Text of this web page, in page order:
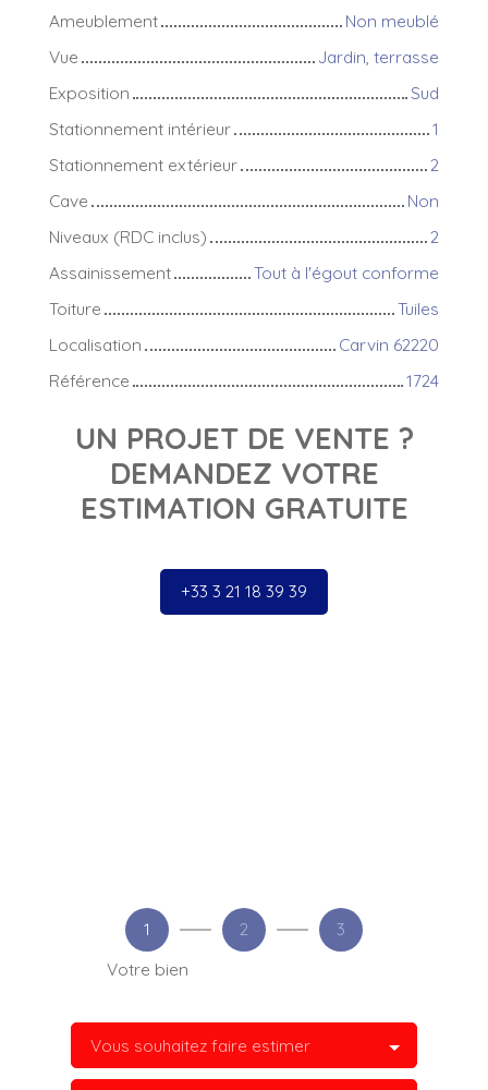
Ameublement
Non meublé
Vue
Jardin, terrasse
Exposition
Sud
Stationnement intérieur
1
Stationnement extérieur
2
Cave
Non
Niveaux (RDC inclus)
2
Assainissement
Tout à l'égout conforme
Toiture
Tuiles
Localisation
Carvin 62220
Référence
1724
UN PROJET DE VENTE ?
DEMANDEZ VOTRE
ESTIMATION GRATUITE
+33 3 21 18 39 39
1
Votre bien
2 3
Vous souhaitez faire estimer